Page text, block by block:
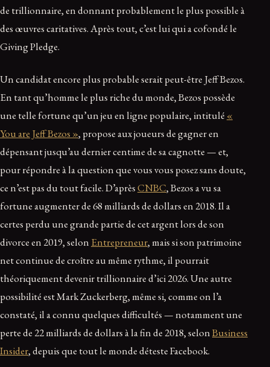
de trillionnaire, en donnant probablement le plus possible à
des œuvres caritatives. Après tout, c’est lui qui a cofondé le
Giving Pledge.
Un candidat encore plus probable serait peut-être Jeff Bezos.
En tant qu’homme le plus riche du monde, Bezos possède
une telle fortune qu’un jeu en ligne populaire, intitulé «
You are Jeff Bezos », propose aux joueurs de gagner en
dépensant jusqu’au dernier centime de sa cagnotte — et,
pour répondre à la question que vous vous posez sans doute,
ce n’est pas du tout facile. D’aprèsCNBC, Bezos a vu sa
fortune augmenter de 68 milliards de dollars en 2018. Il a
certes perdu une grande partie de cet argent lors de son
divorce en 2019, selon Entrepreneur, mais si son patrimoine
net continue de croître au même rythme, il pourrait
théoriquement devenir trillionnaire d’ici 2026. Une autre
possibilité est Mark Zuckerberg, même si, comme on l’a
constaté, il a connu quelques difficultés — notamment une
perte de 22 milliards de dollars à la fin de 2018, selonBusiness
Insider, depuis que tout le monde déteste Facebook.